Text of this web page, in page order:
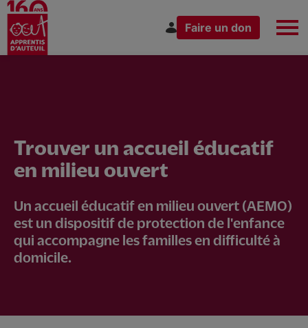
Faire un don
Trouver un accueil éducatif
en milieu ouvert
Un accueil éducatif en milieu ouvert (AEMO)
est un dispositif de protection de l'enfance
qui accompagne les familles en difficulté à
domicile.